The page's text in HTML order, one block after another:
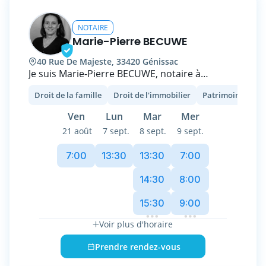
et 14h et après 19h.
NOTAIRE
Marie-Pierre BECUWE
40 Rue De Majeste, 33420 Génissac
Je suis Marie-Pierre BECUWE, notaire à
spécialisée dans le droit immobilier et le droit
de la famille.
Forte de plus de 25 années d'expérience, je
m'engage à fournir un service de qualité,
transparent et adapté à vos besoins.
Ma mission va bien au-delà des actes. Ce qui
compte pour moi c’est de vous offrir un
accompagnement et un conseil personnalisé
et éclairé, en amont de vos projets, afin de
vous permettre de prendre sereinement les
bonnes décisions.
Droit de la famille Droit de l'immobilier Patrimoine et
Ven Lun Mar Mer
21 août 7 sept. 8 sept. 9 sept.
7:00 13:30
13:30
14:30
15:30
7:00
8:00
9:00
Voir plus d'horaire
Prendre rendez-vous